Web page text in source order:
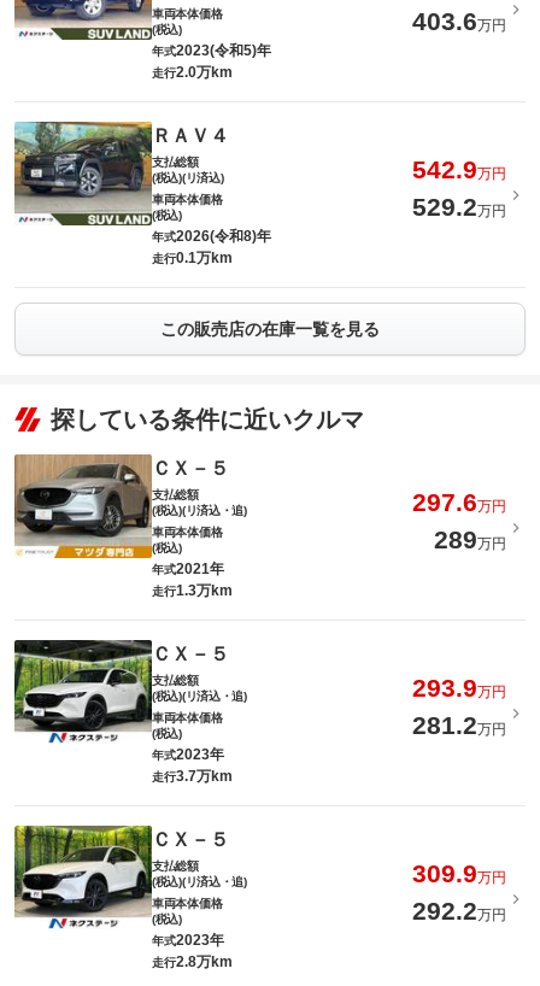
車両本体価格
(税込)
403.6万円
年式2023(令和5)年
走行2.0万km
ＲＡＶ４
支払総額
(税込)(リ済込)
542.9万円
車両本体価格
(税込)
529.2万円
年式2026(令和8)年
走行0.1万km
この販売店の在庫一覧を見る
探している条件に近いクルマ
ＣＸ－５
支払総額
(税込)(リ済込・追)
297.6万円
車両本体価格
(税込)
289万円
年式2021年
走行1.3万km
ＣＸ－５
支払総額
(税込)(リ済込・追)
293.9万円
車両本体価格
(税込)
281.2万円
年式2023年
走行3.7万km
ＣＸ－５
支払総額
(税込)(リ済込・追)
309.9万円
車両本体価格
(税込)
292.2万円
年式2023年
走行2.8万km